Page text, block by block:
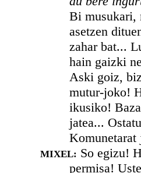
Bi musukari,
asetzen
zahar bat...
hain gaizki
Aski goiz,
mutur-joko!
ikusiko!
jatea...
Komunetarat
MIXEL: So egizu!
permisa!